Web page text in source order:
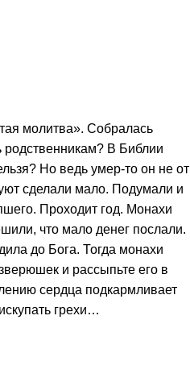
молитва». Собралась
родственникам? В Библии
Но ведь умер-то он не от
сделали мало. Подумали и
Проходит год. Монахи
что мало денег послали.
до Бога. Тогда монахи
и рассыпьте его в
сердца подкармливает
грехи…